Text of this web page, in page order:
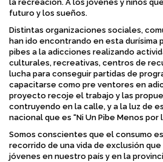
la recreación. A los jóvenes y niños
futuro y los sueños.
Distintas organizaciones sociales,
han ido encontrando en esta durísima
pibes a la adicciones realizando
culturales, recreativas, centros de
lucha para conseguir partidas de
capacitarse como pre ventores en
proyecto recoje el trabajo y las
contruyendo en la calle, y a la luz de
nacional que es “Ni Un Pibe Menos por
Somos conscientes que el consumo
recorrido de una vida de exclusión
jóvenes en nuestro país y en la